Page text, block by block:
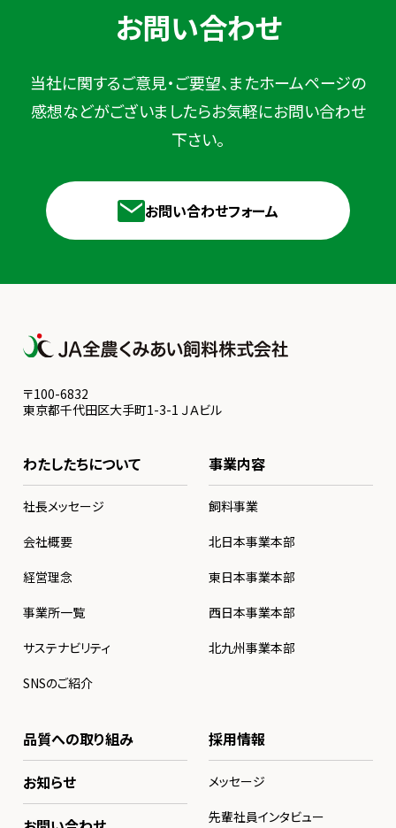
お問い合わせ
当社に関するご意見・ご要望、またホームページの
感想などがございましたらお気軽にお問い合わせ
下さい。
お問い合わせフォーム
〒100-6832
東京都千代田区大手町1-3-1 ＪＡビル
わたしたちについて
社長メッセージ
会社概要
経営理念
事業所一覧
サステナビリティ
SNSのご紹介
事業内容
飼料事業
北日本事業本部
東日本事業本部
西日本事業本部
北九州事業本部
品質への取り組み
お知らせ
採用情報
メッセージ
先輩社員インタビュー